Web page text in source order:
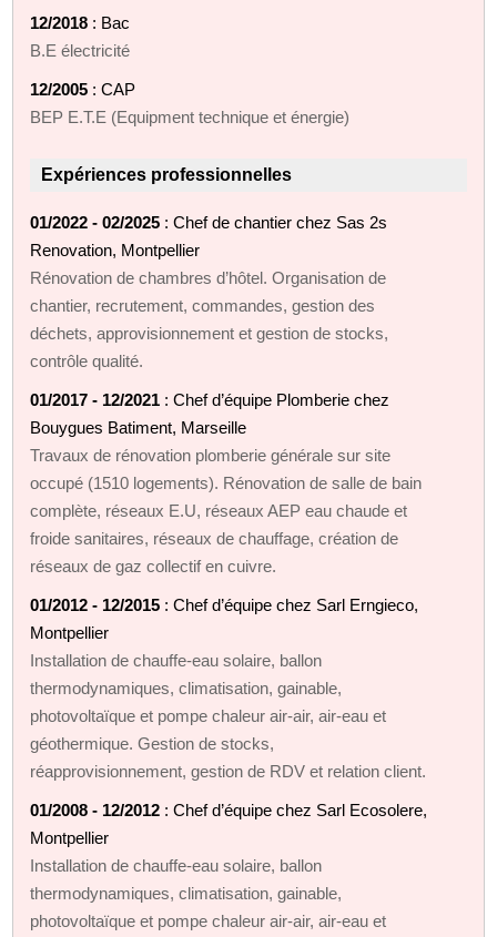
12/2018 : Bac
B.E électricité
12/2005 : CAP
BEP E.T.E (Equipment technique et énergie)
Expériences professionnelles
01/2022 - 02/2025 : Chef de chantier chez Sas 2s
Renovation, Montpellier
Rénovation de chambres d’hôtel. Organisation de
chantier, recrutement, commandes, gestion des
déchets, approvisionnement et gestion de stocks,
contrôle qualité.
01/2017 - 12/2021 : Chef d’équipe Plomberie chez
Bouygues Batiment, Marseille
Travaux de rénovation plomberie générale sur site
occupé (1510 logements). Rénovation de salle de bain
complète, réseaux E.U, réseaux AEP eau chaude et
froide sanitaires, réseaux de chauffage, création de
réseaux de gaz collectif en cuivre.
01/2012 - 12/2015 : Chef d’équipe chez Sarl Erngieco,
Montpellier
Installation de chauffe-eau solaire, ballon
thermodynamiques, climatisation, gainable,
photovoltaïque et pompe chaleur air-air, air-eau et
géothermique. Gestion de stocks,
réapprovisionnement, gestion de RDV et relation client.
01/2008 - 12/2012 : Chef d’équipe chez Sarl Ecosolere,
Montpellier
Installation de chauffe-eau solaire, ballon
thermodynamiques, climatisation, gainable,
photovoltaïque et pompe chaleur air-air, air-eau et